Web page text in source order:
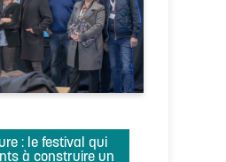
: le festival qui
à construire un